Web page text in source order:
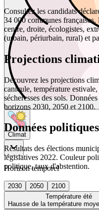
Climat
Horizon temporel
2030 2050
2100
Température été
Hausse de la température
Consultez les candidats
34 000 communes
centre, droite, écologistes,
(urbain, périurbain, rural) et
Projections
Découvrez les projections
canicule, température
sécheresses des sols.
horizons 2030, 2050 et 2100.
Données politiques
Résultats des élections
législatives 2022. Couleur
politique, taux d'abstention.